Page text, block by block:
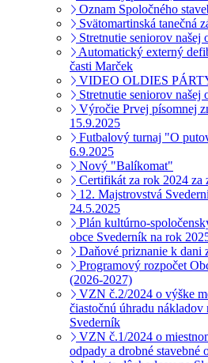
Oznam Spoločného
Svätomartinská tanečná
Stretnutie seniorov našej
Automatický externý
časti Marček
VIDEO OLDIES
Stretnutie seniorov našej
Výročie Prvej písomnej
15.9.2025
Futbalový turnaj "O
6.9.2025
Nový "Balíkomat"
Certifikát za rok 2024 za
12. Majstrovstvá
24.5.2025
Plán kultúrno-
obce Svederník na rok
Daňové priznanie k dani
Programový rozpočet
(2026-2027)
VZN č.2/2024 o výške
čiastočnú úhradu
Svederník
VZN č.1/2024 o
odpady a drobné stavebné